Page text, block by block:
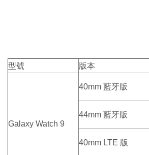
型號 版本
Galaxy Watch 9
40mm 藍牙版
44mm 藍牙版
40mm LTE 版